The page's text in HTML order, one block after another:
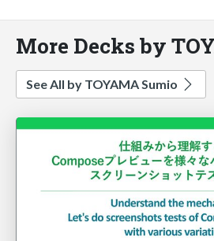
More Decks by
See All by TOYAMA Sumio